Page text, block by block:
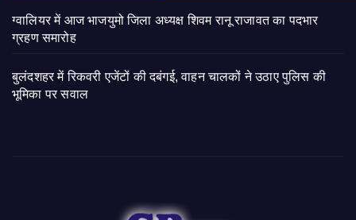
ग्वालियर में आज भाजयुमो जिला अध्यक्ष शिवम रानू राजावत का पदभार
ग्रहण समारोह
बुलंदशहर में रिकवरी एजेंटों की दबंगई, वाहन चालकों ने उठाए पुलिस की
भूमिका पर सवाल